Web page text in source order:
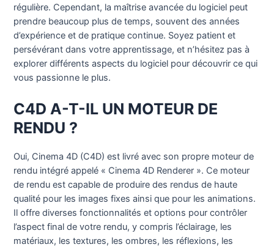
régulière. Cependant, la maîtrise avancée du logiciel peut
prendre beaucoup plus de temps, souvent des années
d’expérience et de pratique continue. Soyez patient et
persévérant dans votre apprentissage, et n’hésitez pas à
explorer différents aspects du logiciel pour découvrir ce qui
vous passionne le plus.
C4D A-T-IL UN MOTEUR DE
RENDU ?
Oui, Cinema 4D (C4D) est livré avec son propre moteur de
rendu intégré appelé « Cinema 4D Renderer ». Ce moteur
de rendu est capable de produire des rendus de haute
qualité pour les images fixes ainsi que pour les animations.
Il offre diverses fonctionnalités et options pour contrôler
l’aspect final de votre rendu, y compris l’éclairage, les
matériaux, les textures, les ombres, les réflexions, les